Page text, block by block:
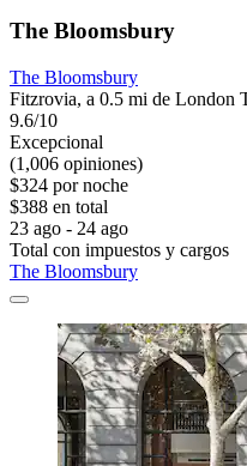
The Bloomsbury
The Bloomsbury
Fitzrovia, a 0.5 mi de London
9.6/10
Excepcional
(1,006 opiniones)
$324 por noche
$388 en total
23 ago - 24 ago
Total con impuestos y cargos
The Bloomsbury